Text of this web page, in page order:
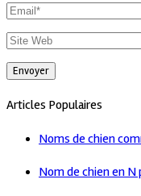
Articles Populaires
Noms de chien
Nom de chien en N